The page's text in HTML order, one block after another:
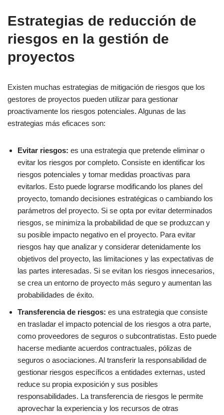
Estrategias de reducción de
riesgos en la gestión de
proyectos
Existen muchas estrategias de mitigación de riesgos que los
gestores de proyectos pueden utilizar para gestionar
proactivamente los riesgos potenciales. Algunas de las
estrategias más eficaces son:
Evitar riesgos: es una estrategia que pretende eliminar o
evitar los riesgos por completo. Consiste en identificar los
riesgos potenciales y tomar medidas proactivas para
evitarlos. Esto puede lograrse modificando los planes del
proyecto, tomando decisiones estratégicas o cambiando los
parámetros del proyecto. Si se opta por evitar determinados
riesgos, se minimiza la probabilidad de que se produzcan y
su posible impacto negativo en el proyecto. Para evitar
riesgos hay que analizar y considerar detenidamente los
objetivos del proyecto, las limitaciones y las expectativas de
las partes interesadas. Si se evitan los riesgos innecesarios,
se crea un entorno de proyecto más seguro y aumentan las
probabilidades de éxito.
Transferencia de riesgos: es una estrategia que consiste
en trasladar el impacto potencial de los riesgos a otra parte,
como proveedores de seguros o subcontratistas. Esto puede
hacerse mediante acuerdos contractuales, pólizas de
seguros o asociaciones. Al transferir la responsabilidad de
gestionar riesgos específicos a entidades externas, usted
reduce su propia exposición y sus posibles
responsabilidades. La transferencia de riesgos le permite
aprovechar la experiencia y los recursos de otras